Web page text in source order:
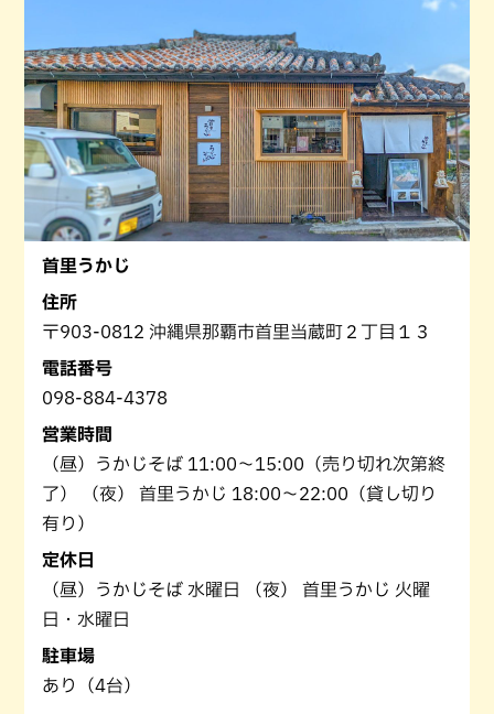
首里うかじ
住所
〒903-0812 沖縄県那覇市首里当蔵町２丁目１３
電話番号
098-884-4378
営業時間
（昼）うかじそば 11:00〜15:00（売り切れ次第終
了） （夜） 首里うかじ 18:00〜22:00（貸し切り
有り）
定休日
（昼）うかじそば 水曜日 （夜） 首里うかじ 火曜
日・水曜日
駐車場
あり（4台）